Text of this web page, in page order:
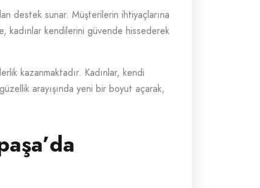
destek sunar. Müşterilerin ihtiyaçlarına
kadınlar kendilerini güvende hissederek
kazanmaktadır. Kadınlar, kendi
arayışında yeni bir boyut açarak,